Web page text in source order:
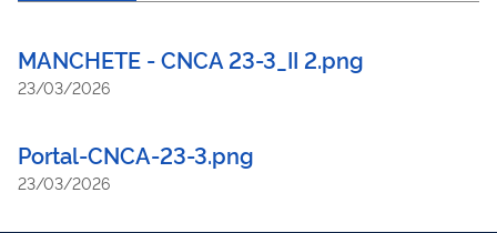
MANCHETE - CNCA 23-3_II 2.png
23/03/2026
Portal-CNCA-23-3.png
23/03/2026